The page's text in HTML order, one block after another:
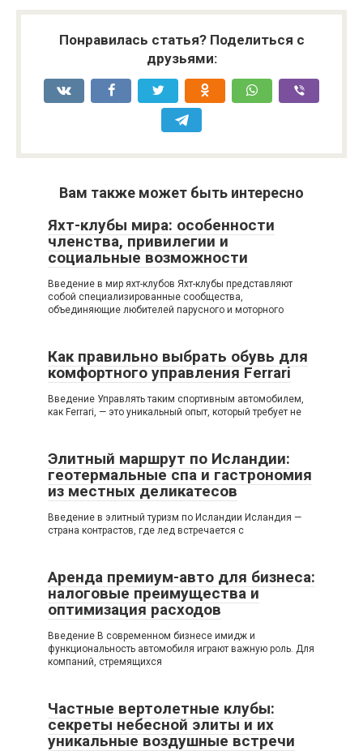
Понравилась статья? Поделиться с
друзьями:
Вам также может быть интересно
Яхт-клубы мира: особенности
членства, привилегии и
социальные возможности
Введение в мир яхт-клубов Яхт-клубы представляют
собой специализированные сообщества,
объединяющие любителей парусного и моторного
Как правильно выбрать обувь для
комфортного управления Ferrari
Введение Управлять таким спортивным автомобилем,
как Ferrari, — это уникальный опыт, который требует не
Элитный маршрут по Исландии:
геотермальные спа и гастрономия
из местных деликатесов
Введение в элитный туризм по Исландии Исландия —
страна контрастов, где лед встречается с
Аренда премиум-авто для бизнеса:
налоговые преимущества и
оптимизация расходов
Введение В современном бизнесе имидж и
функциональность автомобиля играют важную роль. Для
компаний, стремящихся
Частные вертолетные клубы:
секреты небесной элиты и их
уникальные воздушные встречи